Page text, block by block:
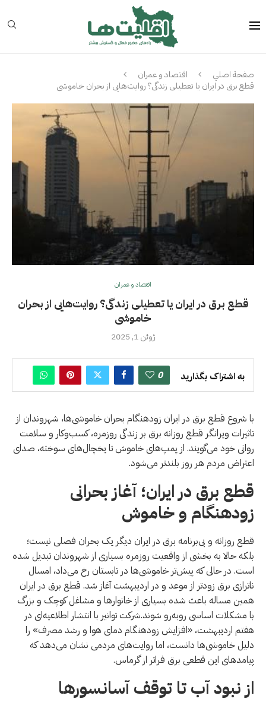
صفحة اصلي
اقتصاد و عمران
قطع برق در ایران یا تعطیلی زندگی؟ روایت‌هایی از بحران خاموشی
اقتصاد و عمران
قطع برق در ایران یا تعطیلی زندگی؟ روایت‌هایی از بحران
خاموشی
ژوئن 1, 2025
به اشتراک بگذارید 0
با شروع قطع برق در ایران زودهنگام بحران خاموشی‌ها، شهروندان از
تاثیرات ویرانگر قطع روزانه برق بر زندگی روزمره، کسب‌وکار و سلامت
روانی خود می‌گویند. از پمپ‌های خاموش تا یخچال‌های سوخته، صدای
اعتراض مردم هر روز بلندتر می‌شود.
قطع برق در ایران؛ آغاز بحرانی
زودهنگام و خاموش
قطع روزانه و بی‌برنامه برق در ایران دیگر یک بحران فصلی نیست؛
بلکه حالا به بخشی از واقعیت روزمره بسیاری از شهروندان تبدیل شده
است. در حالی که پیش‌تر خاموشی‌ها در تابستان رخ می‌داد، امسال
ناترازی برق زودتر از موعد و در اردیبهشت آغاز شد. قطع برق در ایران
همین مساله باعث شده بسیاری از خانوارها و مشاغل کوچک و بزرگ
با مشکلات اساسی روبه‌رو شوند.شرکت توانیر با انتشار اطلاعیه‌ای در
هفتم اردیبهشت، «افزایش زودهنگام دمای هوا و رشد مصرف» را
دلیل خاموشی‌ها دانست، اما روایت‌های مردمی نشان می‌دهد که
پیامدهای این قطعی برق فراتر از گرماس.
از نبود آب تا توقف آسانسورها